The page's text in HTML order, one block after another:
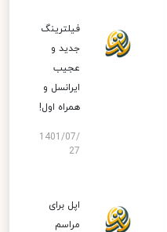
فیلترینگ
جدید و
عجیب
ایرانسل و
همراه اول!
1401/07/
27
اپل برای
مراسم